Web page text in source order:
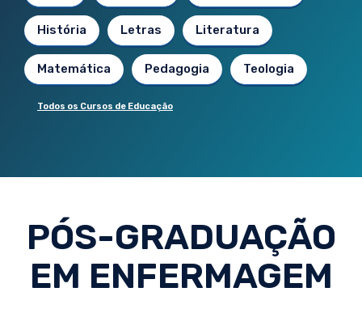
História Letras Literatura
Matemática Pedagogia Teologia
Todos os Cursos de Educação
PÓS-GRADUAÇÃO
EM ENFERMAGEM